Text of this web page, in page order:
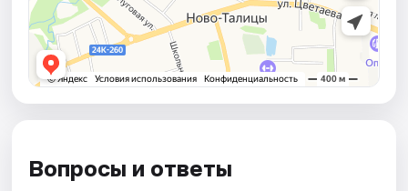
Вопросы и ответы